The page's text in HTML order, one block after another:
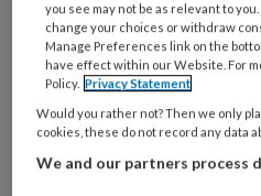
onder: ‘dokteren’. En
bent: vergeet de brieven
Sommige baby’s
maakt de wereld vrolijker.
Gré van Gelderen
you see may not be as relevant to
change your choices or withdraw
Manage Preferences link on the
have effect within our Website. For
Policy. Privacy Statement
Would you rather not? Then we only
cookies, these do not record any data
We and our partners process